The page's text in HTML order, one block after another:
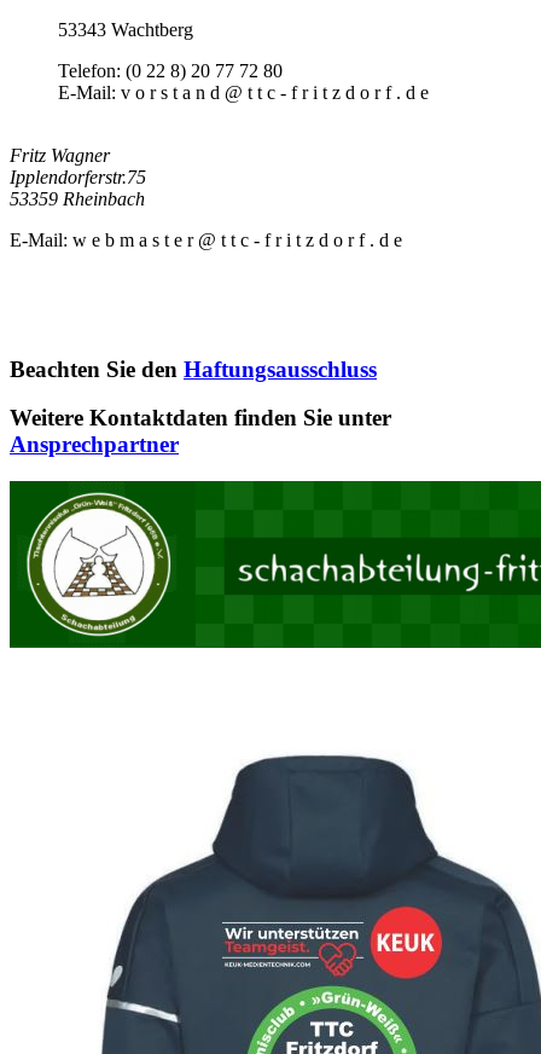
53343 Wachtberg
Telefon: (0 22 8) 20 77 72 80
E-Mail: v o r s t a n d @ t t c - f r i t z d o r f . d e
Fritz Wagner
Ipplendorferstr.75
53359 Rheinbach
E-Mail: w e b m a s t e r @ t t c - f r i t z d o r f . d e
Beachten Sie den Haftungsausschluss
Weitere Kontaktdaten finden Sie unter
Ansprechpartner